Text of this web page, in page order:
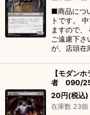
■商品につ
トです。
ますので
ご遠慮下
が、店頭在
【モダン
者 090/
20円(税込)
在庫数 23個